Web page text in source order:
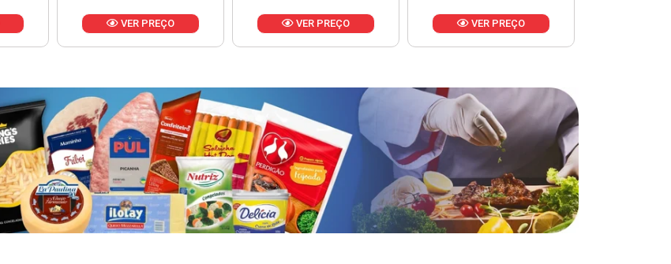
VER PREÇO VER PREÇO VER PREÇO